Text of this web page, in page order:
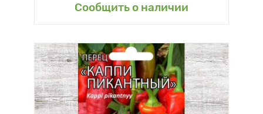
Сообщить о наличии